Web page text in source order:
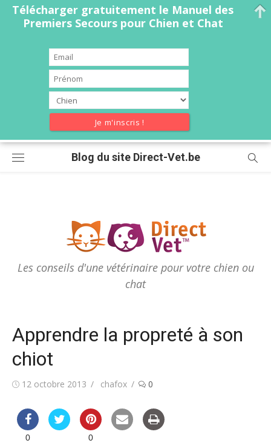
Blog du site Direct-Vet.be
Les conseils d'une vétérinaire pour votre chien ou
chat
Apprendre la propreté à son
chiot
Posted
12 octobre 2013 Author
chafox 0
0 0
Télécharger gratuitement le Manuel des
Premiers Secours pour Chien et Chat